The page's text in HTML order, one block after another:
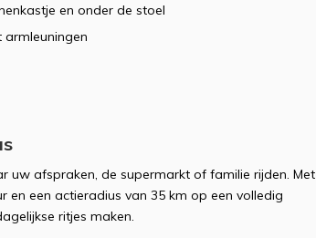
en onder de stoel
uw afspraken, de supermarkt of familie rijden. Met
en een actieradius van 35 km op een volledig
ritjes maken.